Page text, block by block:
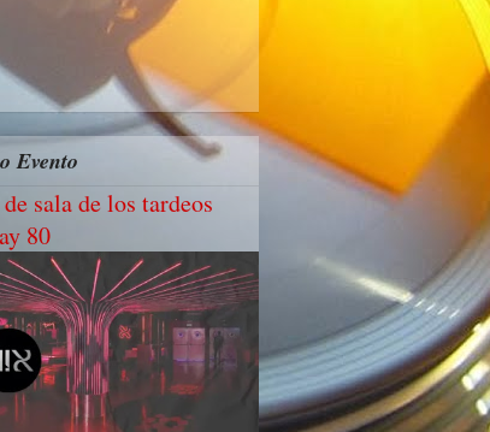
Evento
sala de los tardeos
80